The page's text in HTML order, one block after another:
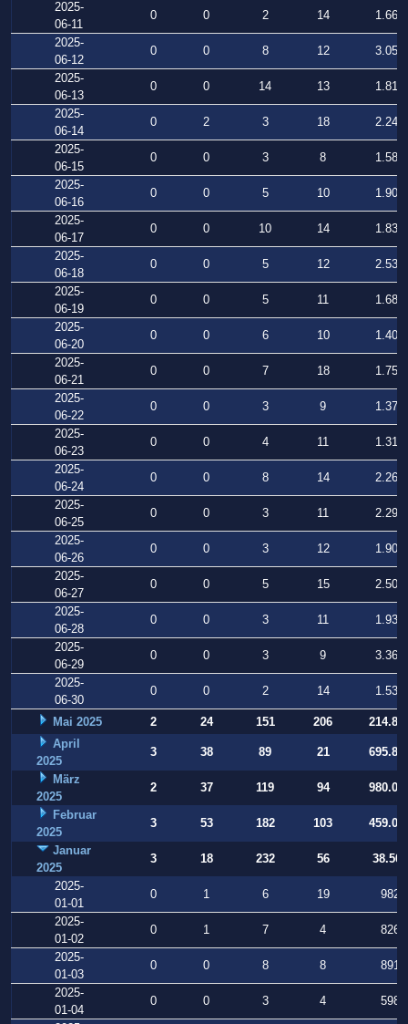
2025-
06-11
0 0 2 14
1.666
2025-
06-12
0 0 8 12
3.053
2025-
06-13
0 0 14 13
1.817
2025-
06-14
0 2 3 18
2.249
2025-
06-15
0 0 3 8
1.585
2025-
06-16
0 0 5 10
1.902
2025-
06-17
0 0 10 14
1.835
2025-
06-18
0 0 5 12
2.537
2025-
06-19
0 0 5 11
1.684
2025-
06-20
0 0 6 10
1.406
2025-
06-21
0 0 7 18
1.751
2025-
06-22
0 0 3 9
1.377
2025-
06-23
0 0 4 11
1.314
2025-
06-24
0 0 8 14
2.261
2025-
06-25
0 0 3 11
2.298
2025-
06-26
0 0 3 12
1.909
2025-
06-27
0 0 5 15
2.505
2025-
06-28
0 0 3 11
1.933
2025-
06-29
0 0 3 9
3.366
2025-
06-30
0 0 2 14 1.535
Mai 2025 2 24 151 206
April
2025
3 38 89 21
März
2025
2 37 119 94
Februar
2025
3 53 182 103
Januar
2025
3 18 232 56
38.506
2025-
01-01
0 1 6 19
982
2025-
01-02
0 1 7 4
826
2025-
01-03
0 0 8 8
891
2025-
01-04
0 0 3 4
598